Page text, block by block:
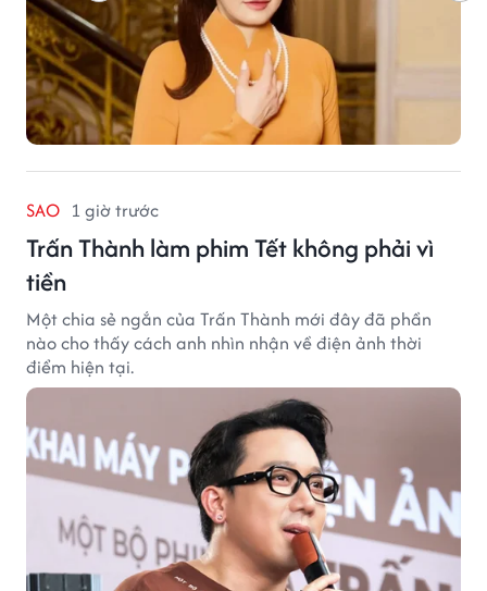
SAO 1 giờ trước
Trấn Thành làm phim Tết không phải vì
tiền
Một chia sẻ ngắn của Trấn Thành mới đây đã phần
nào cho thấy cách anh nhìn nhận về điện ảnh thời
điểm hiện tại.